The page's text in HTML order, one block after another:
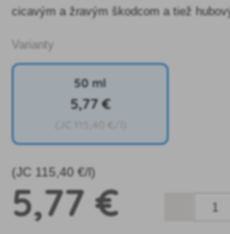
cicavým a žravým škodcom a tiež
Varianty
50 ml
5,77 €
,40 €/l)
(JC 115,40 €/l)
5,77 €